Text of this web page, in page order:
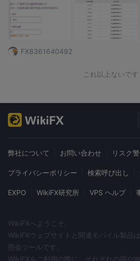
よう求めました。 Dow Jonesのインデッ
れ、数分で数十万ドルの収入が得られる
自分の資金が大きいこと、良いストップ
してポジションをコントロールすること
って米国の株である兄弟を持ち、チーム
と語った。だから彼らの利益は非常に高
とクラスを聞いていて、毎年88人の新人
採用されていないと言いました。有名人
人の人々が毎日私に連絡しました。私の
い。カードにも署名しました。彼らのいわ
ウントを開くことをお勧めします。だか
アップはすべてLi Weiによってガイドされ
ました。それはプラットフォーム上のディ
それはZhi Duo Xingという名前の男性でし
iuchenの主人であり、そしてまた最も牛
龍は手紙龍のように見えます。その後、
0万元以上を稼いだ。私は最初はあまり投
は私にお金を追加するように頼み続け、
FX8361640492
これ以上ないです
弊社について お問い合わせ リスク
プライバシーポリシー 検索呼び出し
EXPO WikiFX研究所 VPS ヘルプ
WikiFXへようこそ。
WikiFXウェブサイトと関連モバイル製品
照会ツールです。
WikiFXをご利用の際に、それぞれの国や